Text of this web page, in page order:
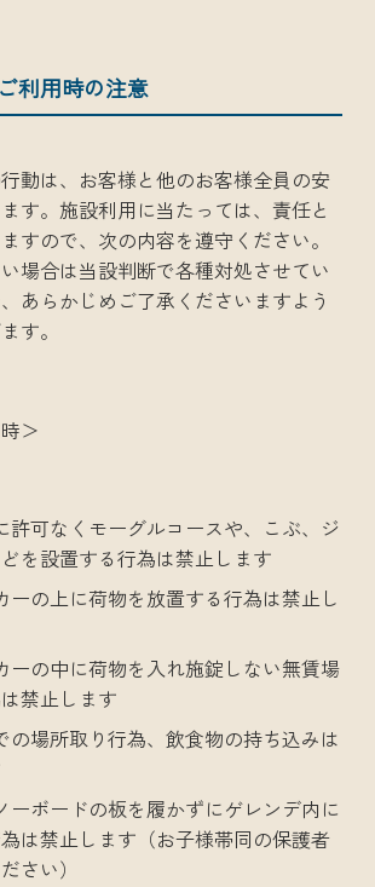
利用時の注意
動は、お客様と他のお客様全員の安
す。施設利用に当たっては、責任と
すので、次の内容を遵守ください。
場合は当設判断で各種対処させてい
あらかじめご了承くださいますよう
す。
＞
許可なくモーグルコースや、こぶ、ジ
を設置する行為は禁止します
ーの上に荷物を放置する行為は禁止し
ーの中に荷物を入れ施錠しない無賃場
禁止します
の場所取り行為、飲食物の持ち込みは
ーボードの板を履かずにゲレンデ内に
は禁止します（お子様帯同の保護者
さい）